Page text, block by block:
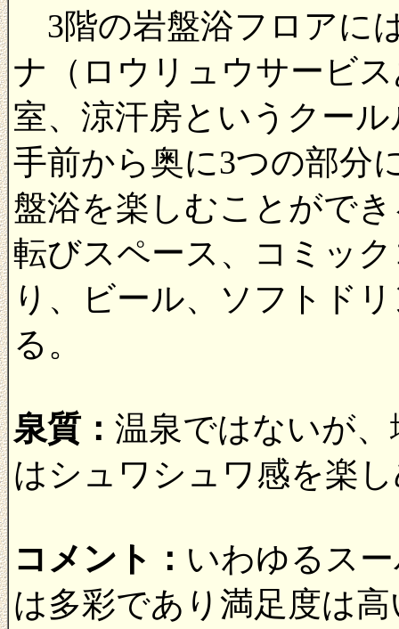
3階の岩盤浴フロアに
ナ（ロウリュウサービ
室、涼汗房というクー
手前から奥に3つの部分
盤浴を楽しむことがで
転びスペース、コミッ
り、ビール、ソフトド
る。
泉質： 温泉ではないが
はシュワシュワ感を楽
コメント： いわゆるス
は多彩であり満足度は